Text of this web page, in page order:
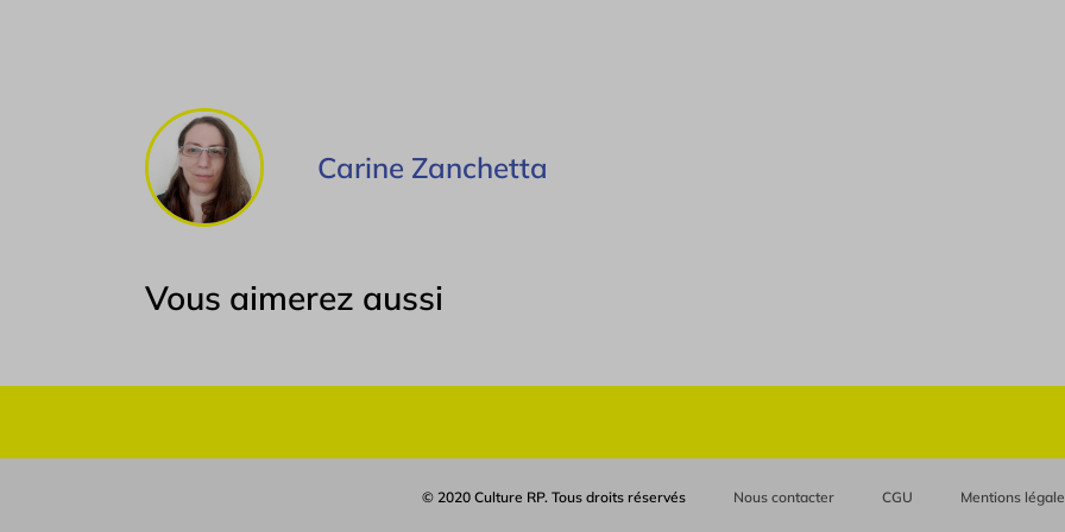
Carine Zanchetta
Vous aimerez aussi
© 2020 Culture RP. Tous droits réservés Nous contacter CGU Mentions